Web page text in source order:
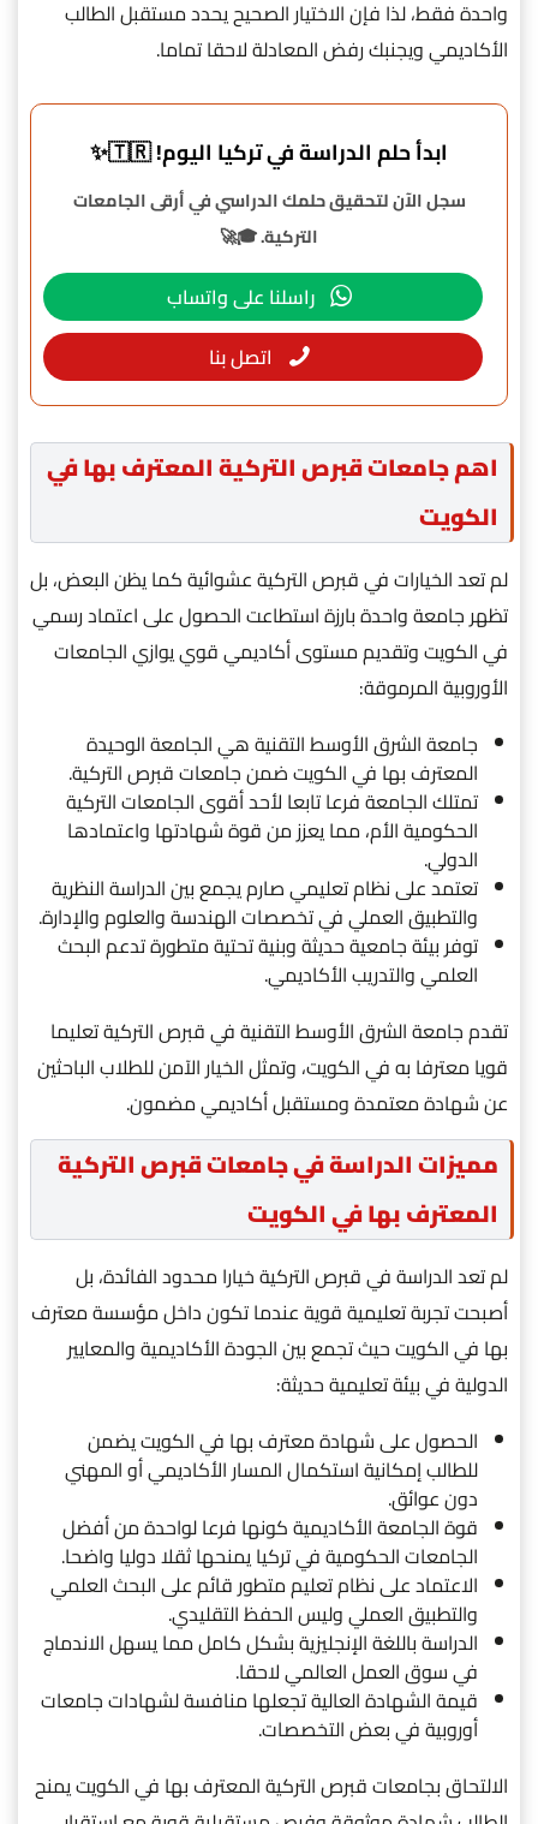
واحدة فقط، لذا فإن الاختيار الصحيح يحدد مستقبل الطالب
الأكاديمي ويجنبك رفض المعادلة لاحقا تماما.
ابدأ حلم الدراسة في تركيا اليوم! 🇹🇷✨
سجل الآن لتحقيق حلمك الدراسي في أرقى الجامعات
التركية. 🎓🚀
راسلنا على واتساب
اتصل بنا
اهم جامعات قبرص التركية المعترف بها في
الكويت
لم تعد الخيارات في قبرص التركية عشوائية كما يظن البعض، بل
تظهر جامعة واحدة بارزة استطاعت الحصول على اعتماد رسمي
في الكويت وتقديم مستوى أكاديمي قوي يوازي الجامعات
الأوروبية المرموقة:
جامعة الشرق الأوسط التقنية هي الجامعة الوحيدة
المعترف بها في الكويت ضمن جامعات قبرص التركية.
تمتلك الجامعة فرعا تابعا لأحد أقوى الجامعات التركية
الحكومية الأم، مما يعزز من قوة شهادتها واعتمادها
الدولي.
تعتمد على نظام تعليمي صارم يجمع بين الدراسة النظرية
والتطبيق العملي في تخصصات الهندسة والعلوم والإدارة.
توفر بيئة جامعية حديثة وبنية تحتية متطورة تدعم البحث
العلمي والتدريب الأكاديمي.
تقدم جامعة الشرق الأوسط التقنية في قبرص التركية تعليما
قويا معترفا به في الكويت، وتمثل الخيار الآمن للطلاب الباحثين
عن شهادة معتمدة ومستقبل أكاديمي مضمون.
مميزات الدراسة في جامعات قبرص التركية
المعترف بها في الكويت
لم تعد الدراسة في قبرص التركية خيارا محدود الفائدة، بل
أصبحت تجربة تعليمية قوية عندما تكون داخل مؤسسة معترف
بها في الكويت حيث تجمع بين الجودة الأكاديمية والمعايير
الدولية في بيئة تعليمية حديثة:
الحصول على شهادة معترف بها في الكويت يضمن
للطالب إمكانية استكمال المسار الأكاديمي أو المهني
دون عوائق.
قوة الجامعة الأكاديمية كونها فرعا لواحدة من أفضل
الجامعات الحكومية في تركيا يمنحها ثقلا دوليا واضحا.
الاعتماد على نظام تعليم متطور قائم على البحث العلمي
والتطبيق العملي وليس الحفظ التقليدي.
الدراسة باللغة الإنجليزية بشكل كامل مما يسهل الاندماج
في سوق العمل العالمي لاحقا.
قيمة الشهادة العالية تجعلها منافسة لشهادات جامعات
أوروبية في بعض التخصصات.
الالتحاق بجامعات قبرص التركية المعترف بها في الكويت يمنح